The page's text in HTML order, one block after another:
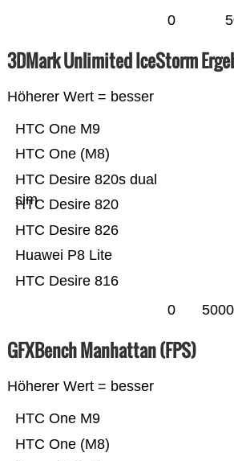
0
3DMark Unlimited IceStorm
Höherer Wert = besser
HTC Desire 816
Huawei P8 Lite
HTC Desire 826
HTC Desire 820
HTC Desire 820s dual
sim
HTC One (M8)
HTC One M9
0 5000
GFXBench Manhattan (FPS)
Höherer Wert = besser
HTC One (M8)
HTC One M9